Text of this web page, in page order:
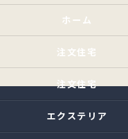
ホーム
注文住宅
注文住宅
エクステリア